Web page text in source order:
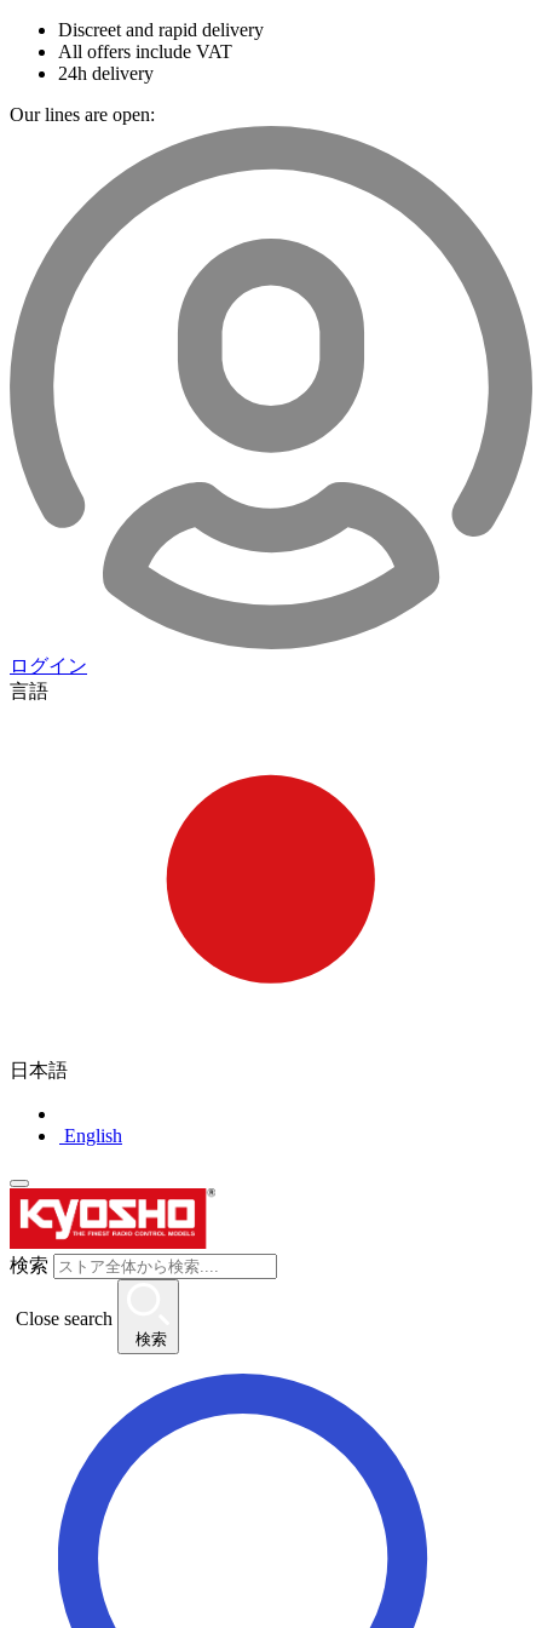
Discreet and rapid delivery
All offers include VAT
24h delivery
Our lines are open:
ログイン
言語
日本語
English
検索
Close search
検索